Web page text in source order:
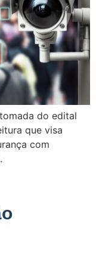
do edital
que visa
com